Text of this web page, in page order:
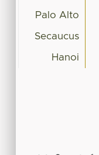
Palo Alto
Secaucus
Hanoi